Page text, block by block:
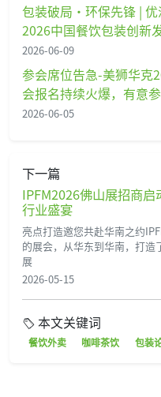
包装破局·环保先锋 |
2026中国餐饮包装创新
2026-06-09
参会席位告急-美狮华克
会报名持续火爆，有意
2026-06-05
下一篇
IPFM2026佛山展招商
行业盛宴
亮点打造邀您共赴华南之约
的展会，从华东到华南，打
展
2026-05-15
本文关键词
餐饮外卖 咖啡茶饮 包装